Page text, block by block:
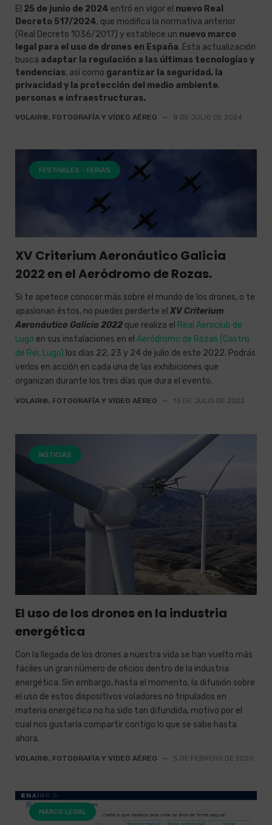
El 25 de junio de 2024 entró en vigor el nuevo Real
Decreto 517/2024, que modifica la normativa anterior
(Real Decreto 1036/2017) y establece un nuevo marco
legal para el uso de drones en España. Esta actualización
busca adaptar la regulación a las últimas tecnologías y
tendencias, así como garantizar la seguridad, la
privacidad y la protección del medio ambiente,
personas e infraestructuras.
VOLAIR®, FOTOGRAFÍA Y VÍDEO AÉREO — 8 DE JULIO DE 2024
FESTIVALES - FERIAS
XV Criterium Aeronáutico Galicia
2022 en el Aeródromo de Rozas.
Si te apetece conocer más sobre el mundo de los drones, o te
apasionan éstos, no puedes perderte elXV Criterium
Aeronáutico Galicia 2022 que realiza el Real Aeroclub de
Lugo en sus instalaciones en el Aeródromo de Rozas (Castro
de Rei, Lugo) los días 22, 23 y 24 de julio de este 2022. Podrás
verlos en acción en cada una de las exhibiciones que
organizan durante los tres días que dura el evento.
VOLAIR®, FOTOGRAFÍA Y VÍDEO AÉREO — 13 DE JULIO DE 2022
NOTICIAS
El uso de los drones en la industria
energética
Con la llegada de los drones a nuestra vida se han vuelto más
fáciles un gran número de oficios dentro de la industria
energética. Sin embargo, hasta el momento, la difusión sobre
el uso de estos dispositivos voladores no tripulados en
materia energética no ha sido tan difundida, motivo por el
cual nos gustaría compartir contigo lo que se sabe hasta
ahora.
VOLAIR®, FOTOGRAFÍA Y VÍDEO AÉREO — 5 DE FEBRERO DE 2020
MARCO LEGAL